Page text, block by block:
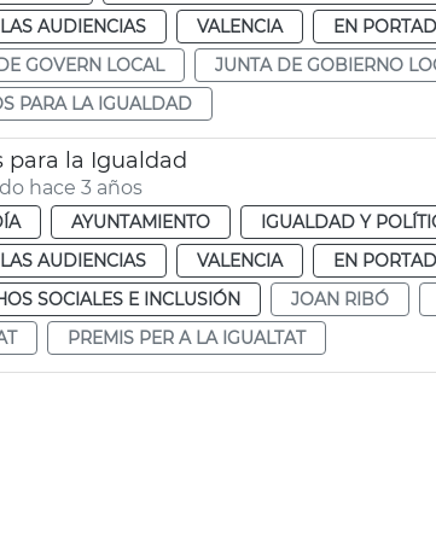
AUDIENCIAS
VALENCIA EN
GOVERN LOCAL
JUNTA DE GOBIERNO
PARA LA IGUALDAD
para la Igualdad
hace 3 años
AYUNTAMIENTO IGUALDAD Y
AUDIENCIAS
VALENCIA EN
SOCIALES E INCLUSIÓN
JOAN RIBÓ
PREMIS PER A LA IGUALTAT